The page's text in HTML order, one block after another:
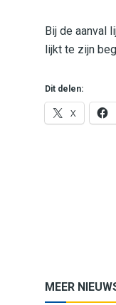
Bij de aanval
lijkt te zijn
Dit delen:
X
MEER